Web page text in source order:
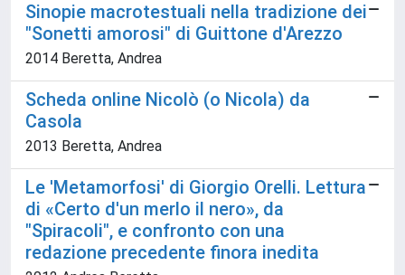
Sinopie macrotestuali nella tradizione dei
"Sonetti amorosi" di Guittone d'Arezzo
2014 Beretta, Andrea
Scheda online Nicolò (o Nicola) da
Casola
2013 Beretta, Andrea
Le 'Metamorfosi' di Giorgio Orelli. Lettura
di «Certo d'un merlo il nero», da
"Spiracoli", e confronto con una
redazione precedente finora inedita